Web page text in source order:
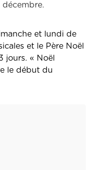
décembre.
et lundi de
et le Père Noël
jours. « Noël
le début du